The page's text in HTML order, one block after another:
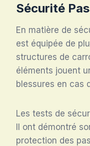
Sécurité
En matière de
est équipée de
structures de
éléments jouent
blessures en cas
Les tests de
II ont démontré
protection des